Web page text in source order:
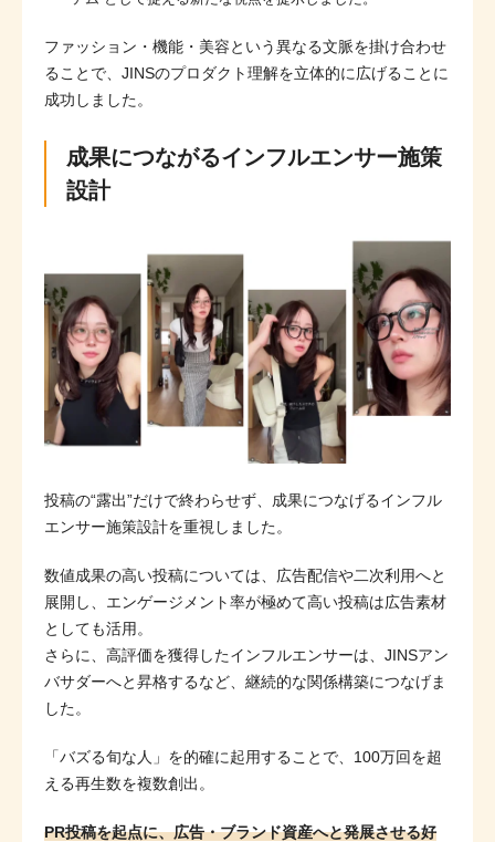
ファッション・機能・美容という異なる文脈を掛け合わせ
ることで、JINSのプロダクト理解を立体的に広げることに
成功しました。
成果につながるインフルエンサー施策
設計
投稿の“露出”だけで終わらせず、成果につなげるインフル
エンサー施策設計を重視しました。
数値成果の高い投稿については、広告配信や二次利用へと
展開し、エンゲージメント率が極めて高い投稿は広告素材
としても活用。
さらに、高評価を獲得したインフルエンサーは、JINSアン
バサダーへと昇格するなど、継続的な関係構築につなげま
した。
「バズる旬な人」を的確に起用することで、100万回を超
える再生数を複数創出。
PR投稿を起点に、広告・ブランド資産へと発展させる好